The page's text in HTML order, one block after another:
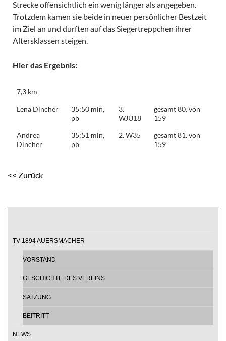
Strecke offensichtlich ein wenig länger als angegeben.
Trotzdem kamen sie beide in neuer persönlicher Bestzeit
im Ziel an und durften auf das Siegertreppchen ihrer
Altersklassen steigen.
Hier das Ergebnis:
7,3 km
Lena Dincher
35:50 min,
pb
3.
WJU18
gesamt 80. von
159
Andrea
Dincher
35:51 min,
pb
2. W35
gesamt 81. von
159
<< Zurück
TV 1894 AUERSMACHER
VORSTAND
GESCHICHTE DES VEREINS
SATZUNG
BEITRITT
NEWS